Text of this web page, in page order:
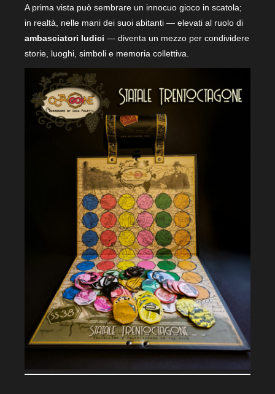
A prima vista può sembrare un innocuo gioco in scatola;
in realtà, nelle mani dei suoi abitanti — elevati al ruolo di
ambasciatori ludici — diventa un mezzo per condividere
storie, luoghi, simboli e memoria collettiva.